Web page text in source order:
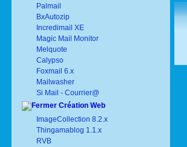
Palmail
BxAutozip
Incredimail XE
Magic Mail Monitor
Melquote
Calypso
Foxmail 6.x
Mailwasher
Si Mail - Courrier@
Création Web
ImageCollection 8.2.x
Thingamablog 1.1.x
RVB